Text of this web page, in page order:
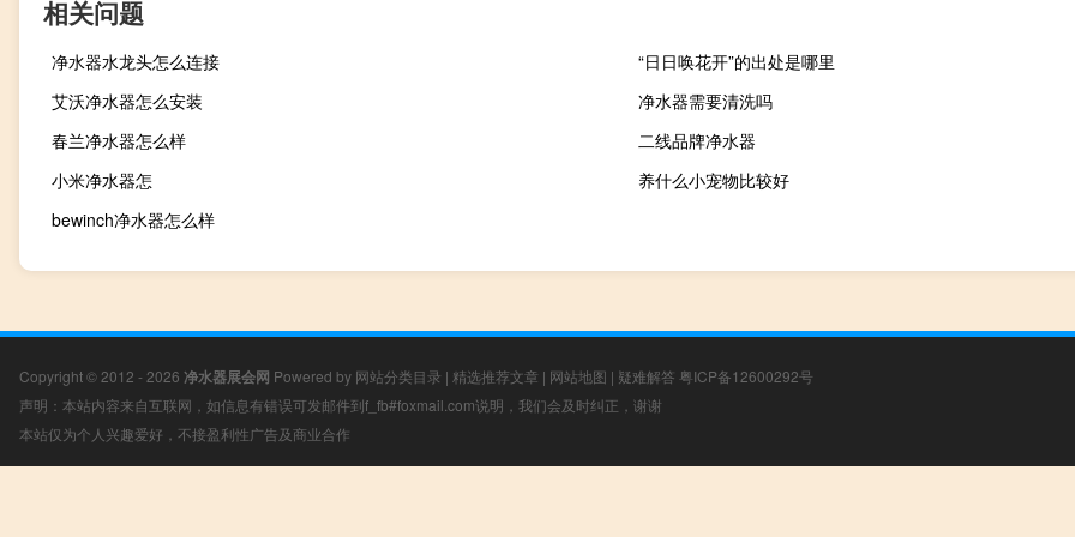
相关问题
净水器水龙头怎么连接
“日日唤花开”的出处是哪里
艾沃净水器怎么安装
净水器需要清洗吗
春兰净水器怎么样
二线品牌净水器
小米净水器怎
养什么小宠物比较好
bewinch净水器怎么样
Copyright © 2012 - 2026 净水器展会网 Powered by 网站分类目录 | 精选推荐文章 | 网站地图 | 疑难解答 粤ICP备12600292号
声明：本站内容来自互联网，如信息有错误可发邮件到f_fb#foxmail.com说明，我们会及时纠正，谢谢
本站仅为个人兴趣爱好，不接盈利性广告及商业合作